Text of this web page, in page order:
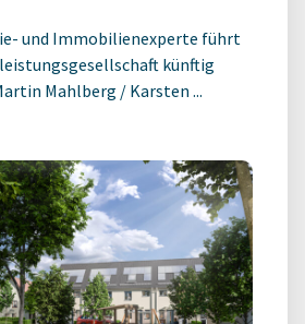
und Immobilienexperte führt
künftig
Mahlberg / Karsten ...